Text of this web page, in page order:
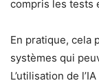
compris les tests
En pratique, cela
systèmes qui
L’utilisation de